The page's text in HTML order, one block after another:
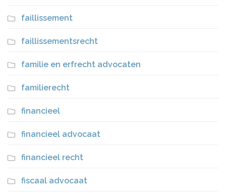
faillissement
faillissementsrecht
familie en erfrecht advocaten
familierecht
financieel
financieel advocaat
financieel recht
fiscaal advocaat